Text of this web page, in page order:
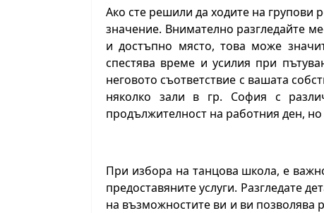
Ако сте решили да ходите на групови
значение. Внимателно разгледайте
и достъпно място, това може
спестява време и усилия при
неговото съответствие с вашата
няколко зали в гр. София с
продължителност на работния ден,
При избора на танцова школа, е
предоставяните услуги. Разгледате
на възможностите ви и ви позволява